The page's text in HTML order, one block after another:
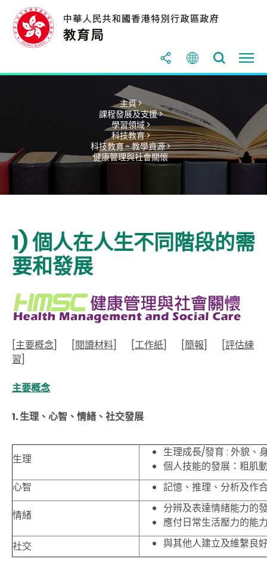
主頁 >
課程發展及支援 >
學習領域 >
科技教育 >
科技教育 - 教學資源 >
健康管理與社會關懷
1) 個人在人生不同階段的需
要和發展
[主要概念] [閱讀材料] [工作紙] [簡報] [評估練
習]
主要概念
1. 生理、心智、情緒、社交發展
生理
生理成長/發育 :外貌、
個人技能的發展：粗肌
心智
記憶、推理、分析及作
情緒
分辨及表達情緒能力的
應付日常生活壓力的能
社交
與其他人建立及維繫良